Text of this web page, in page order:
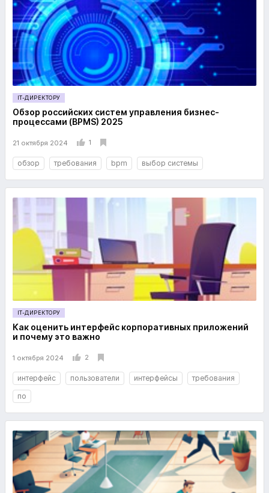
IT-ДИРЕКТОРУ
Обзор российских систем управления бизнес-
процессами (BPMS) 2025
21 октября 2024 1
обзор требования bpm выбор системы
IT-ДИРЕКТОРУ
Как оценить интерфейс корпоративных приложений
и почему это важно
1 октября 2024 2
интерфейс пользователи интерфейсы
требования
по